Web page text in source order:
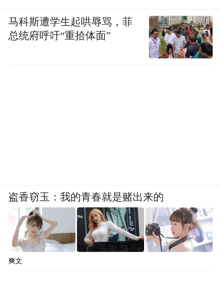
马科斯遭学生起哄辱骂，菲
总统府呼吁“重拾体面”
盗香窃玉：我的青春就是赌出来的
爽文